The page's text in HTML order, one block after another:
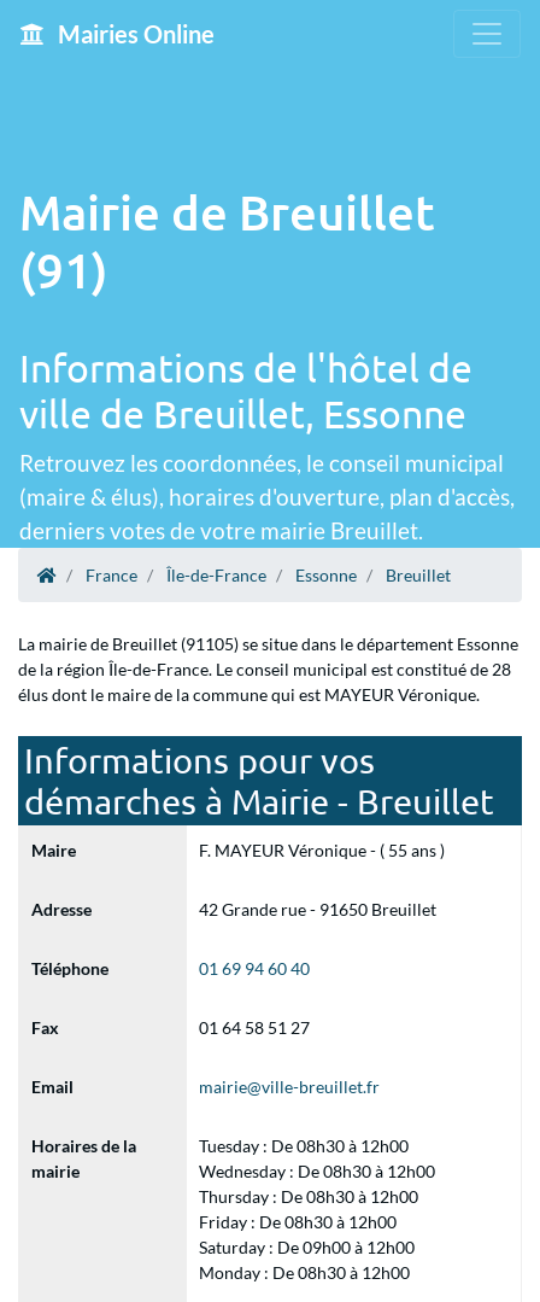
Mairies Online
Mairie de Breuillet
(91)
Informations de l'hôtel de
ville de Breuillet, Essonne
Retrouvez les coordonnées, le conseil municipal
(maire & élus), horaires d'ouverture, plan d'accès,
derniers votes de votre mairie Breuillet.
France Île-de-France Essonne Breuillet
La mairie de Breuillet (91105) se situe dans le département Essonne
de la région Île-de-France. Le conseil municipal est constitué de 28
élus dont le maire de la commune qui est MAYEUR Véronique.
Informations pour vos
démarches à Mairie - Breuillet
Maire F. MAYEUR Véronique - ( 55 ans )
Adresse 42 Grande rue - 91650 Breuillet
Téléphone 01 69 94 60 40
Fax 01 64 58 51 27
Email mairie@ville-breuillet.fr
Horaires de la
mairie
Tuesday : De 08h30 à 12h00
Wednesday : De 08h30 à 12h00
Thursday : De 08h30 à 12h00
Friday : De 08h30 à 12h00
Saturday : De 09h00 à 12h00
Monday : De 08h30 à 12h00